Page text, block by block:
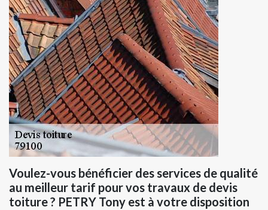
Voulez-vous bénéficier des services de qualité
au meilleur tarif pour vos travaux de devis
toiture ? PETRY Tony est à votre disposition